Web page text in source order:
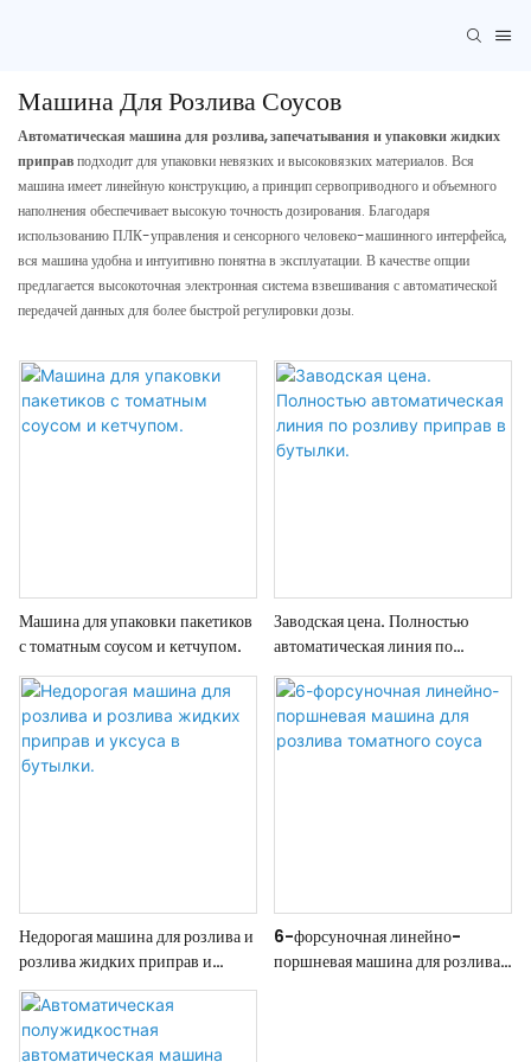
Машина Для Розлива Соусов
Автоматическая машина для розлива, запечатывания и упаковки жидких
приправподходит для упаковки невязких и высоковязких материалов. Вся
машина имеет линейную конструкцию, а принцип сервоприводного и объемного
наполнения обеспечивает высокую точность дозирования. Благодаря
использованию ПЛК-управления и сенсорного человеко-машинного интерфейса,
вся машина удобна и интуитивно понятна в эксплуатации. В качестве опции
предлагается высокоточная электронная система взвешивания с автоматической
передачей данных для более быстрой регулировки дозы.
Машина для упаковки пакетиков
с томатным соусом и кетчупом.
Заводская цена. Полностью
автоматическая линия по
розливу приправ в бутылки.
Недорогая машина для розлива и
розлива жидких приправ и
уксуса в бутылки.
6-форсуночная линейно-
поршневая машина для розлива